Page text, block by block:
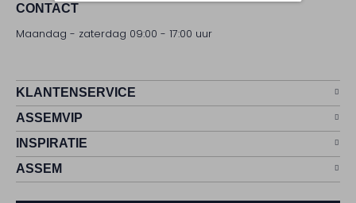
CONTACT
Maandag - zaterdag 09:00 - 17:00 uur
KLANTENSERVICE
ASSEMVIP
INSPIRATIE
ASSEM